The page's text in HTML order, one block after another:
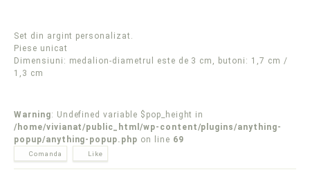
Set din argint personalizat.
Piese unicat
Dimensiuni: medalion-diametrul este de 3 cm, butoni: 1,7 cm /
1,3 cm
Warning: Undefined variable $pop_height in
/home/vivianat/public_html/wp-content/plugins/anything-
popup/anything-popup.php on line 69
Comanda Like